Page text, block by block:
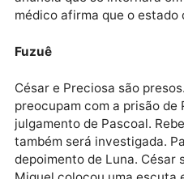
morte de Átila. Natália
empresa. Renée
mudar para a Austrália.
Taís questiona Pedro
obsessivo em relação a
Jonas aceitou fazer